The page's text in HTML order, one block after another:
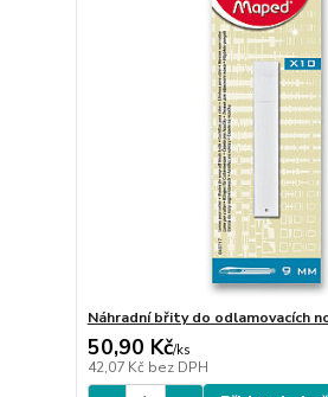
Náhradní břity do odlamovacích
50,90 Kč/ks
42,07 Kč bez DPH